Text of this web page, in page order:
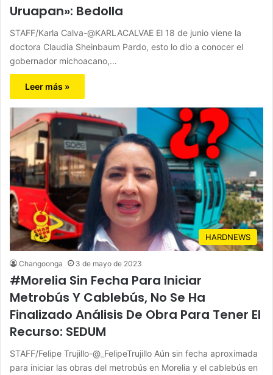
Uruapan»: Bedolla
STAFF/Karla Calva-@KARLACALVAE El 18 de junio viene la
doctora Claudia Sheinbaum Pardo, esto lo dio a conocer el
gobernador michoacano,…
Leer más »
HARDNEWS
Changoonga 3 de mayo de 2023
#Morelia Sin Fecha Para Iniciar
Metrobús Y Cablebús, No Se Ha
Finalizado Análisis De Obra Para Tener El
Recurso: SEDUM
STAFF/Felipe Trujillo-@_FelipeTrujillo Aún sin fecha aproximada
para iniciar las obras del metrobús en Morelia y el cablebús en